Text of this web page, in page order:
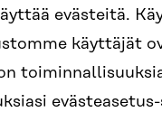
evästeitä.
käyttäjät
Sitra?